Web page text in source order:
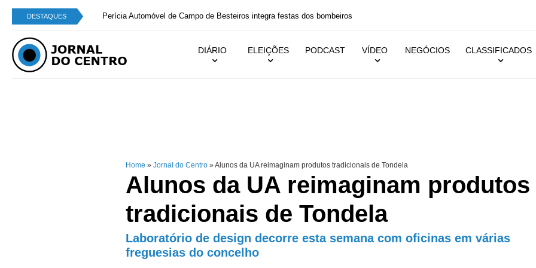
DESTAQUES Perícia Automóvel de Campo de Besteiros integra festas dos bombeiros
DIÁRIO ELEIÇÕES PODCAST VÍDEO NEGÓCIOS CLASSIFICADOS
Home » Jornal do Centro »Alunos da UA reimaginam produtos tradicionais de Tondela
Alunos da UA reimaginam produtos
tradicionais de Tondela
Laboratório de design decorre esta semana com oficinas em várias
freguesias do concelho